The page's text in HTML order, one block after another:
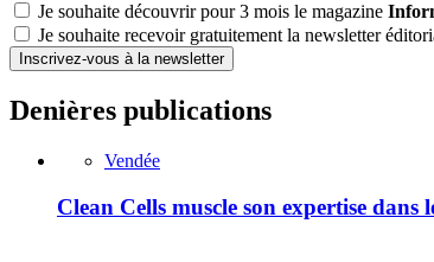
Je souhaite découvrir pour 3 mois le magazine
Je souhaite recevoir gratuitement la newsletter
Inscrivez-vous à la newsletter
Denières publications
Vendée
Clean Cells muscle son expertise dans